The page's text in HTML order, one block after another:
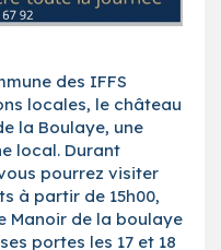
des IFFS
locales, le château
la Boulaye, une
local. Durant
pourrez visiter
à partir de 15h00,
Manoir de la boulaye
portes les 17 et 18